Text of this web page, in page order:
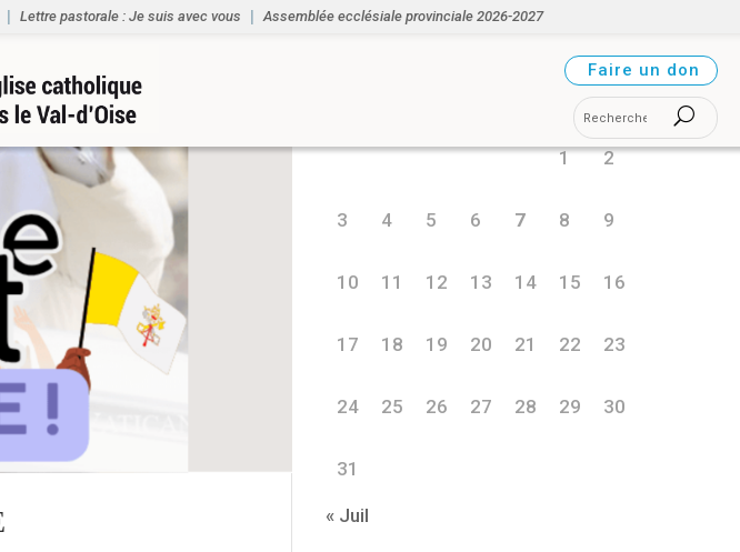
Lettre pastorale : Je suis avec vous Assemblée ecclésiale provinciale 2026-2027
Faire un don
D
1 2
3 4 5 6 7 8 9
10 11 12 13 14 15 16
17 18 19 20 21 22 23
24 25 26 27 28 29 30
31
« Juil